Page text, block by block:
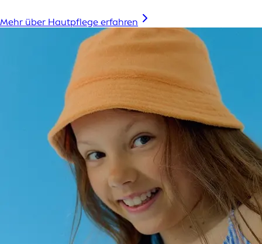
Mehr über Hautpflege erfahren